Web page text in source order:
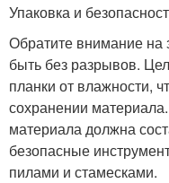
Упаковка и
Обратите внимание на
быть без разрывов.
планки от влажности,
сохранении
материала должна
безопасные
пилами и стамесками.